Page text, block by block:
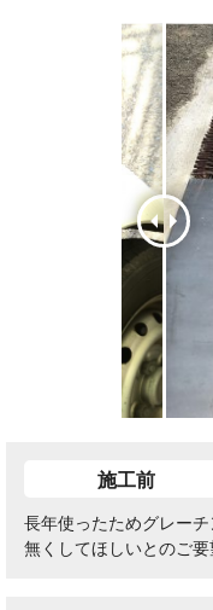
施工前
長年使ったためグレーチ
無くしてほしいとのご要